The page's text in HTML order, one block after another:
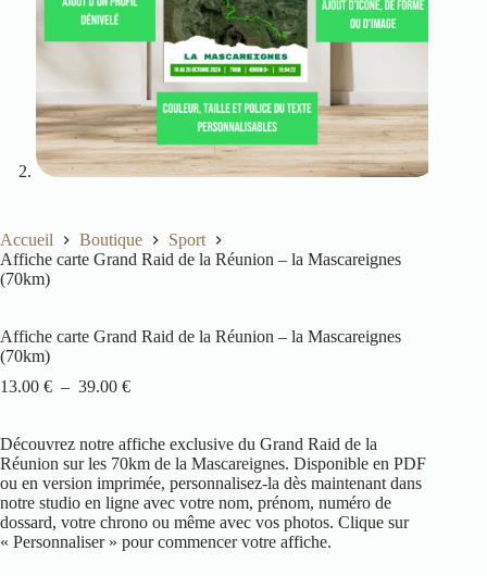
Accueil Boutique
Sport
Affiche carte Grand Raid de la Réunion – la Mascareignes
(70km)
Affiche carte Grand Raid de la Réunion – la Mascareignes
(70km)
13.00 € – 39.00 €
Découvrez notre affiche exclusive du Grand Raid de la
Réunion sur les 70km de la Mascareignes. Disponible en PDF
ou en version imprimée, personnalisez-la dès maintenant dans
notre studio en ligne avec votre nom, prénom, numéro de
dossard, votre chrono ou même avec vos photos. Clique sur
« Personnaliser » pour commencer votre affiche.